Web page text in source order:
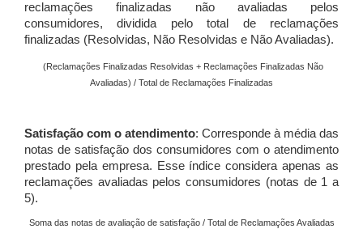
reclamações finalizadas não avaliadas pelos
consumidores, dividida pelo total de reclamações
finalizadas (Resolvidas, Não Resolvidas e Não Avaliadas).
(Reclamações Finalizadas Resolvidas + Reclamações Finalizadas Não
Avaliadas) / Total de Reclamações Finalizadas
Satisfação com o atendimento: Corresponde à média das
notas de satisfação dos consumidores com o atendimento
prestado pela empresa. Esse índice considera apenas as
reclamações avaliadas pelos consumidores (notas de 1 a
5).
Soma das notas de avaliação de satisfação / Total de Reclamações Avaliadas